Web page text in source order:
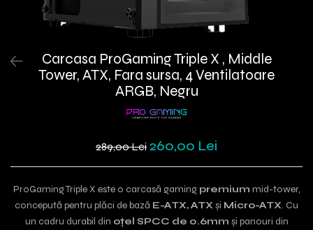
Carcasa ProGaming Triple X , Middle
Tower, ATX, Fara sursa, 4 Ventilatoare
ARGB, Negru
289,00 Lei 260,00 Lei
ProGaming Triple X este o carcasă gaming premium mid-tower,
concepută pentru plăci de bază E-ATX, ATX și Micro-ATX. Cu
un cadru durabil din oțel SPCC de 0.6mm și panouri din